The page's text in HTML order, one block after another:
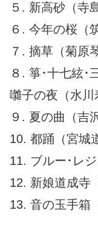
５. 新高砂（寺
６. 今年の桜（
７. 摘草（菊原
８. 箏･十七絃･
囃子の夜（水川
９. 夏の曲（吉
10. 都踊（宮城
11. ブルー･レ
12. 新娘道成寺
13. 音の玉手箱